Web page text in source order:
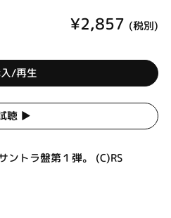
¥2,857 (税別)
/再生
聴 ▶︎
ントラ盤第１弾。 (C)RS